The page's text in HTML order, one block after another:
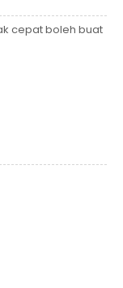
cepat boleh buat